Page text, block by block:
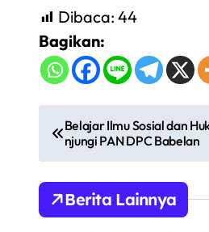
Dibaca: 44
Bagikan:
N
a
v
i
Belajar Ilmu Sosial dan
njungi PAN DPC Babelan
Berita Lainnya
Gowes
Inisiasi
Ride